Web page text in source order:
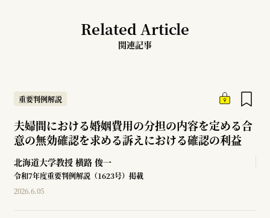
Related Article
関連記事
重要判例解説
夫婦間における婚姻費用の分担の内容を定める合
意の無効確認を求める訴えにおける確認の利益
北海道大学教授 横路 俊一
令和7年度重要判例解説（1623号）掲載
2026.6.05